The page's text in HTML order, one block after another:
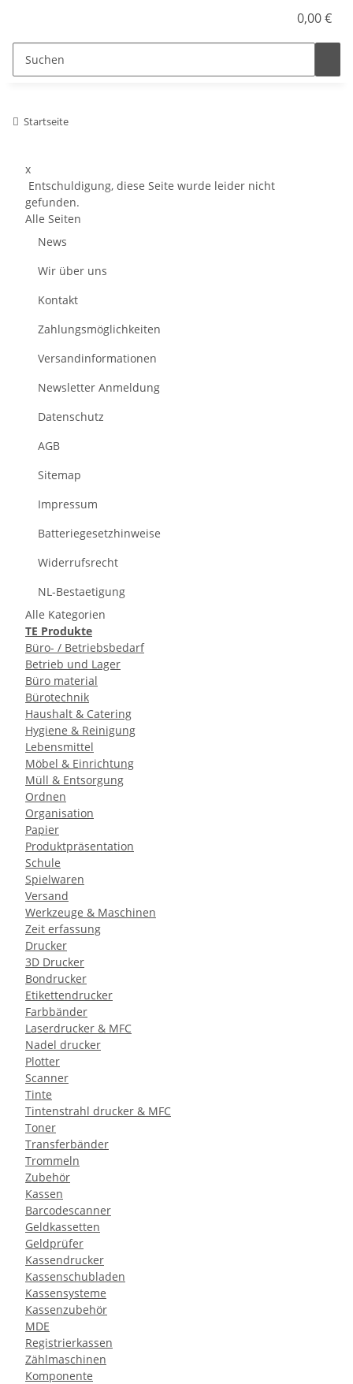
0,00 €
Startseite
x
Entschuldigung, diese Seite wurde leider nicht
gefunden.
Alle Seiten
News
Wir über uns
Kontakt
Zahlungsmöglichkeiten
Versandinformationen
Newsletter Anmeldung
Datenschutz
AGB
Sitemap
Impressum
Batteriegesetzhinweise
Widerrufsrecht
NL-Bestaetigung
Alle Kategorien
TE Produkte
Büro- / Betriebsbedarf
Betrieb und Lager
Büro material
Bürotechnik
Haushalt & Catering
Hygiene & Reinigung
Lebensmittel
Möbel & Einrichtung
Müll & Entsorgung
Ordnen
Organisation
Papier
Produktpräsentation
Schule
Spielwaren
Versand
Werkzeuge & Maschinen
Zeit erfassung
Drucker
3D Drucker
Bondrucker
Etikettendrucker
Farbbänder
Laserdrucker & MFC
Nadel drucker
Plotter
Scanner
Tinte
Tintenstrahl drucker & MFC
Toner
Transferbänder
Trommeln
Zubehör
Kassen
Barcodescanner
Geldkassetten
Geldprüfer
Kassendrucker
Kassenschubladen
Kassensysteme
Kassenzubehör
MDE
Registrierkassen
Zählmaschinen
Komponente